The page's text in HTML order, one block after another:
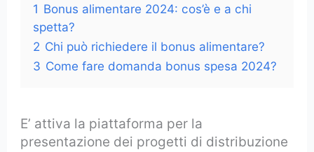
1 Bonus alimentare 2024: cos’è e a chi
spetta?
2 Chi può richiedere il bonus alimentare?
3 Come fare domanda bonus spesa 2024?
E’ attiva la piattaforma per la
presentazione dei progetti di distribuzione